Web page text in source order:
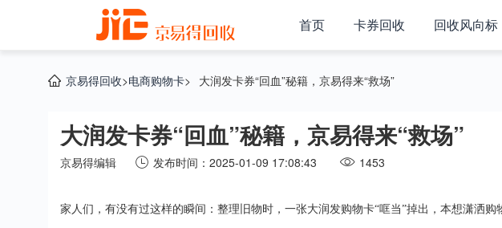
首页 卡券回收 回收风向标
京易得回收>电商购物卡> 大润发卡券“回血”秘籍，京易得来“救场”
大润发卡券“回血”秘籍，京易得来“救场”
京易得编辑 发布时间：2025-01-09 17:08:43 1453
家人们，有没有过这样的瞬间：整理旧物时，一张大润发购物卡“哐当”掉出，本想潇洒